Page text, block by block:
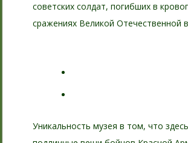
советских солдат, погибших в
сражениях Великой Отечественной
Уникальность музея в том, что